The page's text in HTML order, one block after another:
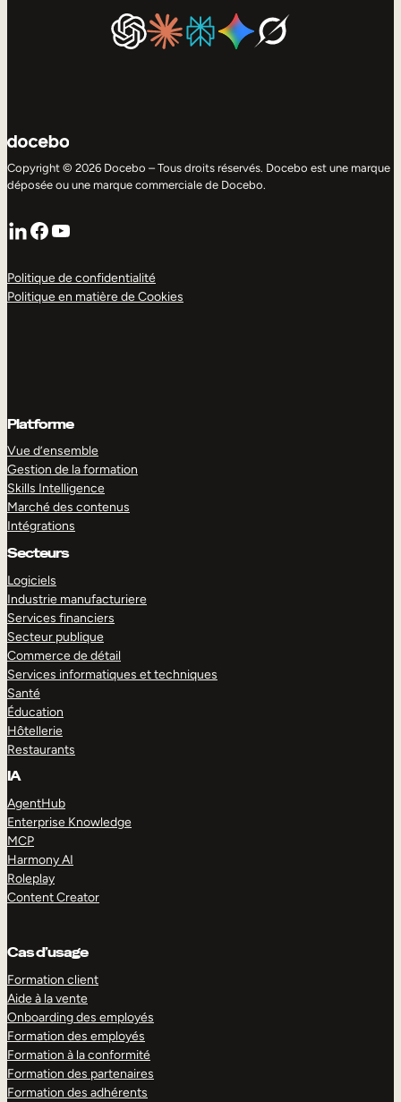
Copyright © 2026 Docebo – Tous droits réservés. Docebo est une marque
déposée ou une marque commerciale de Docebo.
LinkedIn
Facebook
YouTube
Politique de confidentialité
Politique en matière de Cookies
Platforme
Vue d’ensemble
Gestion de la formation
Skills Intelligence
Marché des contenus
Intégrations
Secteurs
Logiciels
Industrie manufacturiere
Services financiers
Secteur publique
Commerce de détail
Services informatiques et techniques
Santé
Éducation
Hôtellerie
Restaurants
IA
AgentHub
Enterprise Knowledge
MCP
Harmony AI
Roleplay
Content Creator
Cas d’usage
Formation client
Aide à la vente
Onboarding des employés
Formation des employés
Formation à la conformité
Formation des partenaires
Formation des adhérents